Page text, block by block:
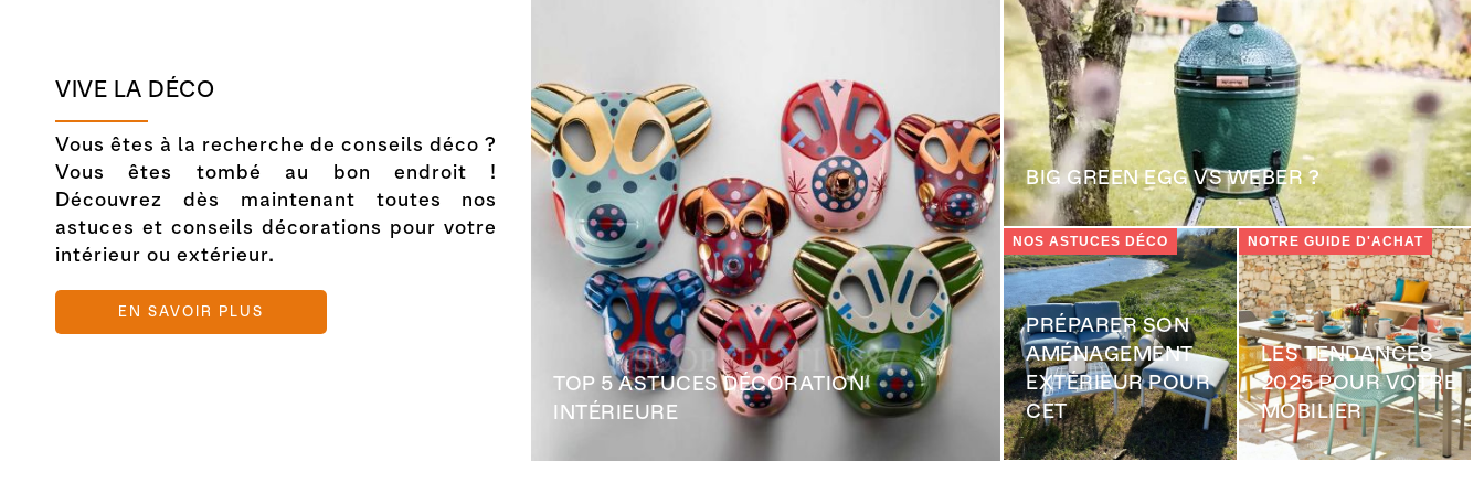
VIVE LA DÉCO
Vous êtes à la recherche de conseils déco ?
Vous êtes tombé au bon endroit !
Découvrez dès maintenant toutes nos
astuces et conseils décorations pour votre
intérieur ou extérieur.
EN SAVOIR PLUS
TOP 5 ASTUCES DÉCORATION
INTÉRIEURE
BIG GREEN EGG VS WEBER ?
NOS ASTUCES DÉCO
PRÉPARER SON
AMÉNAGEMENT
EXTÉRIEUR POUR
CET
NOTRE GUIDE D'ACHAT
LES TENDANCES
2025 POUR VOTRE
MOBILIER